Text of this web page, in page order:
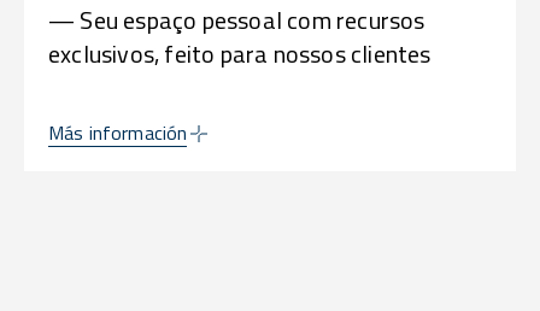
— Seu espaço pessoal com recursos
exclusivos, feito para nossos clientes
Más información